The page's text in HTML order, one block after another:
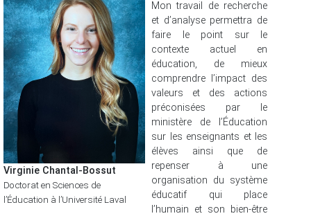
Virginie Chantal-Bossut
Doctorat en Sciences de
l’Éducation à l’Université Laval
Mon travail de recherche
et d’analyse permettra de
faire le point sur le
contexte actuel en
éducation, de mieux
comprendre l’impact des
valeurs et des actions
préconisées par le
ministère de l’Éducation
sur les enseignants et les
élèves ainsi que de
repenser à une
organisation du système
éducatif qui place
l’humain et son bien-être